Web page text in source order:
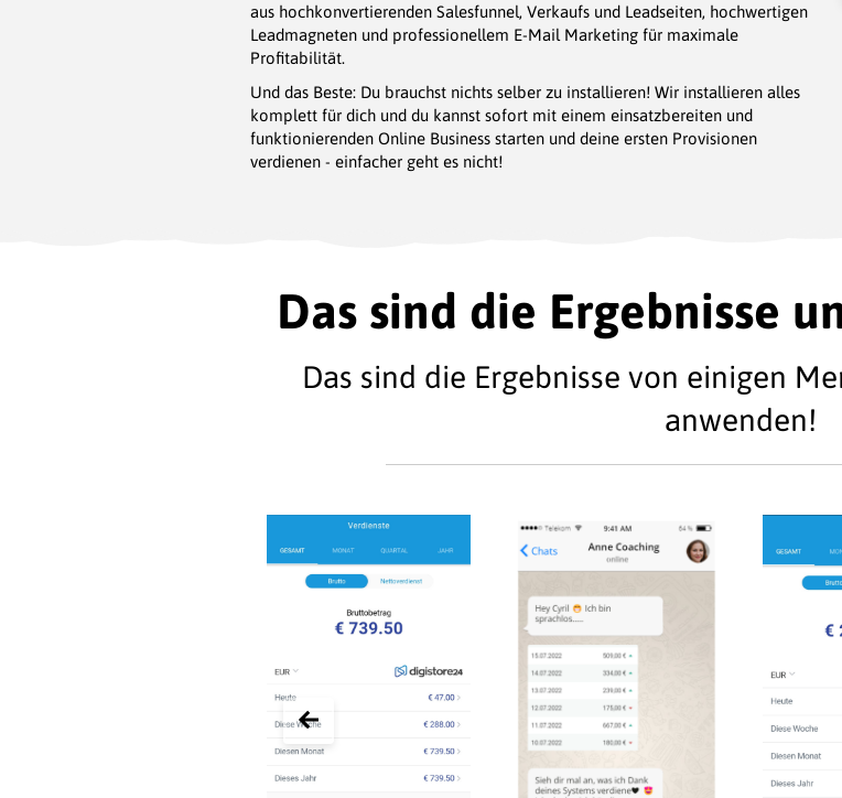
aus hochkonvertierenden Salesfunnel, Verkaufs und Leadseiten, hochwertigen
Leadmagneten und professionellem E-Mail Marketing für maximale
Profitabilität.
Und das Beste: Du brauchst nichts selber zu installieren! Wir installieren alles
komplett für dich und du kannst sofort mit einem einsatzbereiten und
funktionierenden Online Business starten und deine ersten Provisionen
verdienen - einfacher geht es nicht!
Das sind die Ergebnisse
Das sind die Ergebnisse von einigen
anwenden!